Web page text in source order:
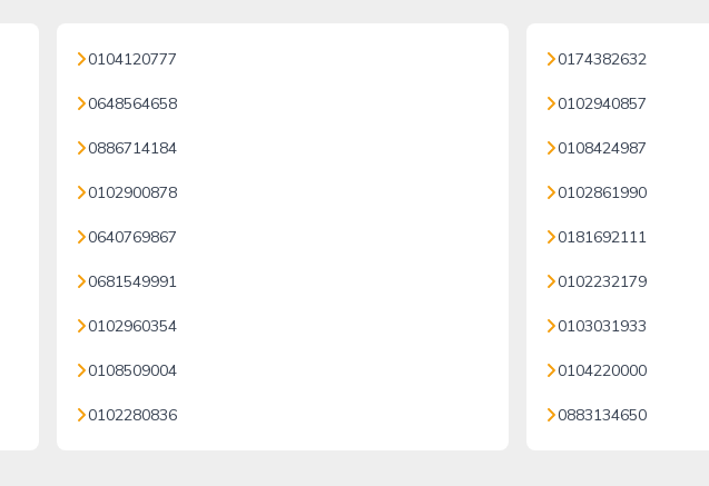
0104120777
0648564658
0886714184
0102900878
0640769867
0681549991
0102960354
0108509004
0102280836
0174382632
0102940857
0108424987
0102861990
0181692111
0102232179
0103031933
0104220000
0883134650